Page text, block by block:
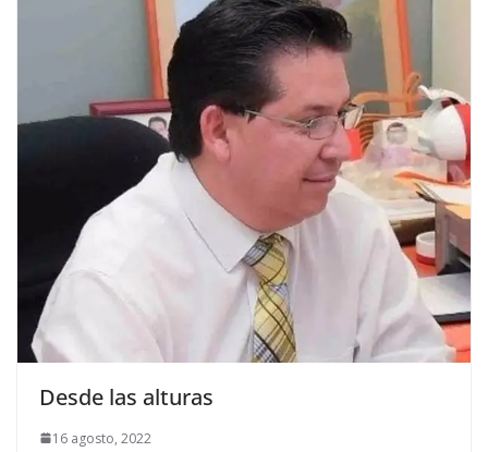
Desde las alturas
16 agosto, 2022